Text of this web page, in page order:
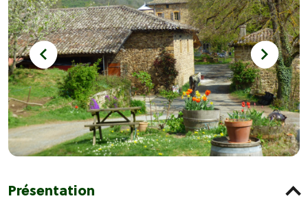
Présentation